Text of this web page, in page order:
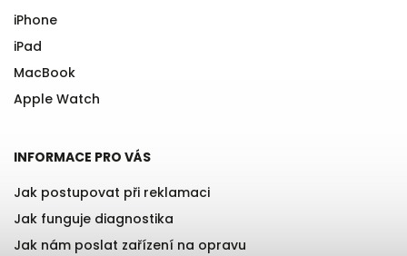
iPhone
iPad
MacBook
Apple Watch
INFORMACE PRO VÁS
Jak postupovat při reklamaci
Jak funguje diagnostika
Jak nám poslat zařízení na opravu